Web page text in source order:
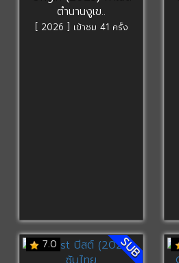
ตำนานงูเข..
[ 2026 ] เข้าชม 41 ครั้ง
7.0 SUB